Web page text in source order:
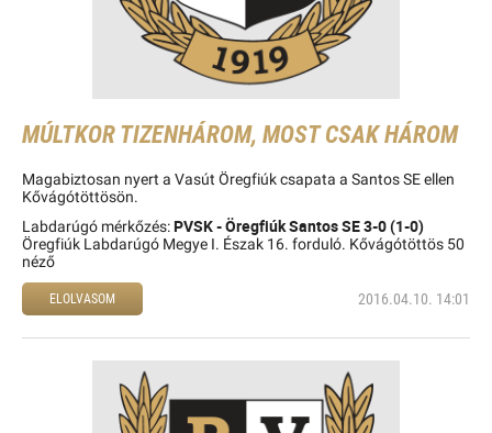
MÚLTKOR TIZENHÁROM, MOST CSAK HÁROM
Magabiztosan nyert a Vasút Öregfiúk csapata a Santos SE ellen
Kővágótöttösön.
Labdarúgó mérkőzés:PVSK - Öregfiúk Santos SE 3-0 (1-0)
Öregfiúk Labdarúgó Megye I. Észak 16. forduló. Kővágótöttös 50
néző
ELOLVASOM 2016.04.10. 14:01